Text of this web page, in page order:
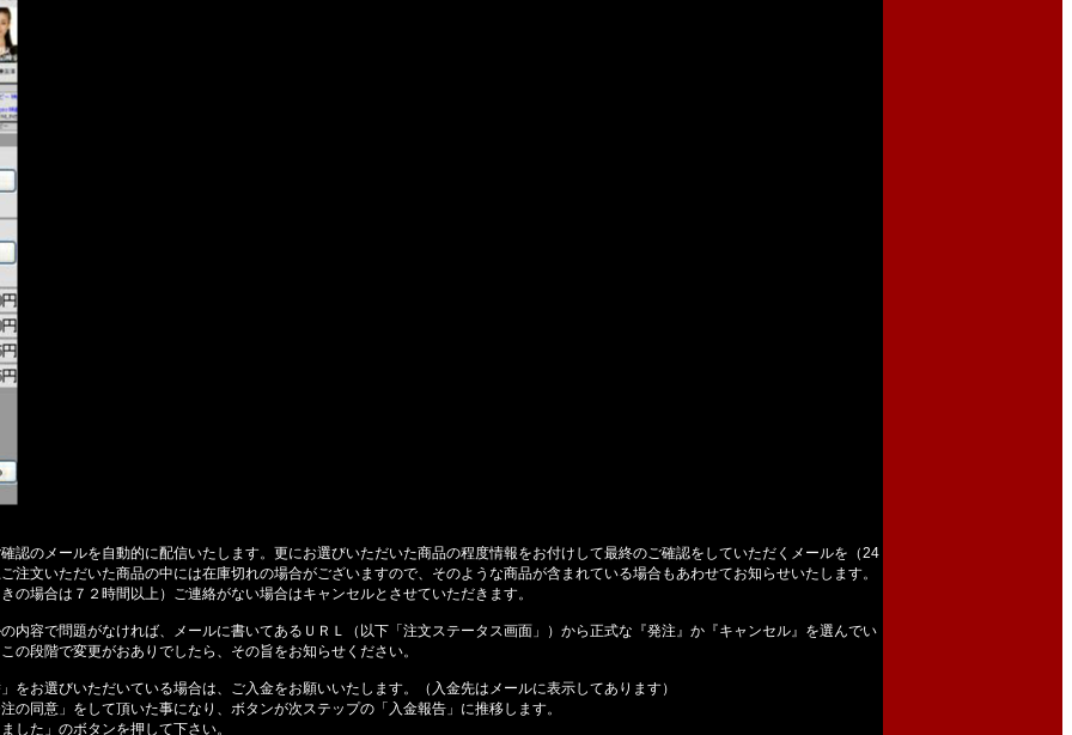
認のメールを自動的に配信いたします。更にお選びいただいた商品の程度情報をお付けして最終のご確認をしていただくメールを（24
注文いただいた商品の中には在庫切れの場合がございますので、そのような商品が含まれている場合もあわせてお知らせいたします。
の場合は７２時間以上）ご連絡がない場合はキャンセルとさせていただきます。
内容で問題がなければ、メールに書いてあるＵＲＬ（以下「注文ステータス画面」）から正式な『発注』か『キャンセル』を選んでい
の段階で変更がおありでしたら、その旨をお知らせください。
をお選びいただいている場合は、ご入金をお願いいたします。（入金先はメールに表示してあります）
の同意」をして頂いた事になり、ボタンが次ステップの「入金報告」に推移します。
した」のボタンを押して下さい。